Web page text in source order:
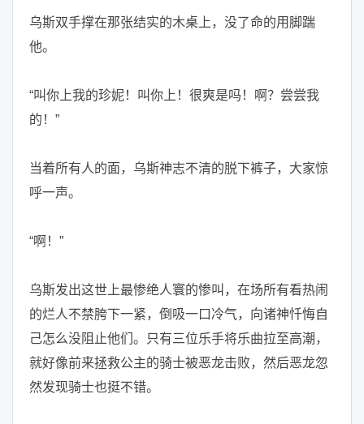
乌斯双手撑在那张结实的木桌上，没了命的用脚踹
他。
“叫你上我的珍妮！叫你上！很爽是吗！啊？尝尝我
的！”
当着所有人的面，乌斯神志不清的脱下裤子，大家惊
呼一声。
“啊！”
乌斯发出这世上最惨绝人寰的惨叫，在场所有看热闹
的烂人不禁胯下一紧，倒吸一口冷气，向诸神忏悔自
己怎么没阻止他们。只有三位乐手将乐曲拉至高潮，
就好像前来拯救公主的骑士被恶龙击败，然后恶龙忽
然发现骑士也挺不错。